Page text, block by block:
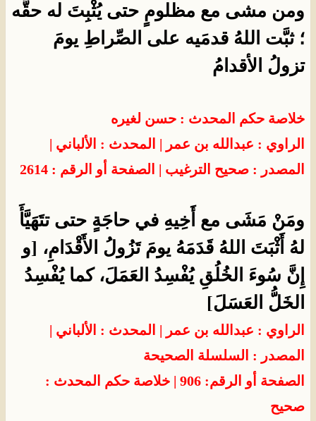
ومن مشى مع مظلومٍ حتى يُثْبِتَ له حقَّه
؛ ثبَّت اللهُ قدمَيه على الصِّراطِ يومَ
تزولُ الأقدامُ
خلاصة حكم المحدث : حسن لغيره
الراوي : عبدالله بن عمر | المحدث : الألباني |
المصدر : صحيح الترغيب | الصفحة أو الرقم : 2614
ومَنْ مَشَى مع أَخِيهِ في حاجَةٍ حتى تتَهَيَّأَ
لهُ أَثْبَتَ اللهُ قَدَمَهُ يومَ تَزُولُ الأَقْدَامِ، [و
إِنَّ سُوءَ الخُلُقِ يُفْسِدُ العَمَلَ، كما يُفْسِدُ
الخَلُّ العَسَلَ]
الراوي : عبدالله بن عمر | المحدث : الألباني |
المصدر : السلسلة الصحيحة
الصفحة أو الرقم: 906 | خلاصة حكم المحدث :
صحيح